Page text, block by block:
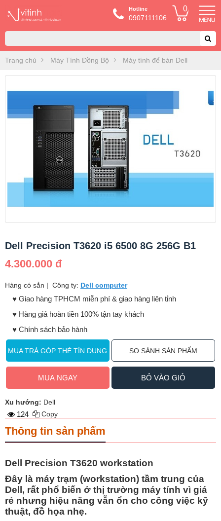
Hotline
0907111106
0
Trang chủ Máy Tính Đồng Bộ Máy tính để bàn Dell
Dell Precision T3620 i5 6500 8G 256G B1
4.300.000 đ
Hàng có sẳn | Công ty: Dell computer
♥️ Giao hàng TPHCM miễn phí & giao hàng liên tỉnh
♥️ Hàng giả hoàn tiền 100% tận tay khách
♥️ Chính sách bảo hành
MUA TRẢ GÓP THẺ TÍN DỤNG SO SÁNH SẢN PHẨM
MUA NGAY BỎ VÀO GIỎ
Xu hướng: Dell
124 Copy
Thông tin sản phẩm
Dell Precision T3620 workstation
Đây là máy trạm (workstation) tầm trung của
Dell, rất phổ biến ở thị trường máy tính vì giá
rẻ nhưng hiệu năng vẫn ổn cho công việc kỹ
thuật, đồ họa nhẹ.